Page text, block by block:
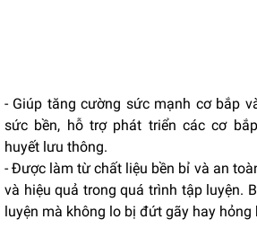
- Giúp tăng cường sức mạnh cơ bắp
sức bền, hỗ trợ phát triển các cơ
huyết lưu thông.
- Được làm từ chất liệu bền bỉ và an
và hiệu quả trong quá trình tập luyện.
luyện mà không lo bị đứt gãy hay hỏng